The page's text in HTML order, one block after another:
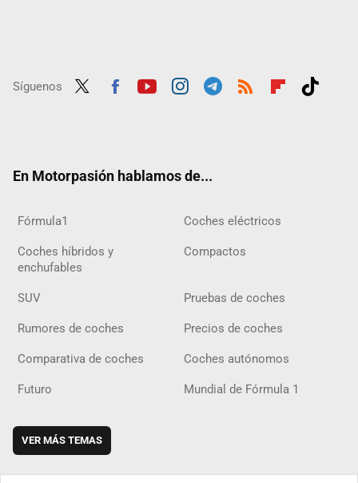
Síguenos
En Motorpasión hablamos de...
Fórmula1 Coches eléctricos
Coches híbridos y
enchufables
Compactos
SUV Pruebas de coches
Rumores de coches Precios de coches
Comparativa de coches Coches autónomos
Futuro Mundial de Fórmula 1
VER MÁS TEMAS